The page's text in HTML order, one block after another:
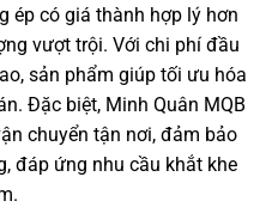
ép có giá thành hợp lý hơn
vượt trội. Với chi phí đầu
sản phẩm giúp tối ưu hóa
Đặc biệt, Minh Quân MQB
chuyển tận nơi, đảm bảo
đáp ứng nhu cầu khắt khe